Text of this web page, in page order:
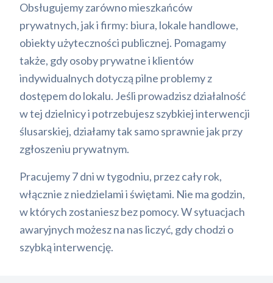
Obsługujemy zarówno mieszkańców
prywatnych, jak i firmy: biura, lokale handlowe,
obiekty użyteczności publicznej. Pomagamy
także, gdy osoby prywatne i klientów
indywidualnych dotyczą pilne problemy z
dostępem do lokalu. Jeśli prowadzisz działalność
w tej dzielnicy i potrzebujesz szybkiej interwencji
ślusarskiej, działamy tak samo sprawnie jak przy
zgłoszeniu prywatnym.
Pracujemy 7 dni w tygodniu, przez cały rok,
włącznie z niedzielami i świętami. Nie ma godzin,
w których zostaniesz bez pomocy. W sytuacjach
awaryjnych możesz na nas liczyć, gdy chodzi o
szybką interwencję.